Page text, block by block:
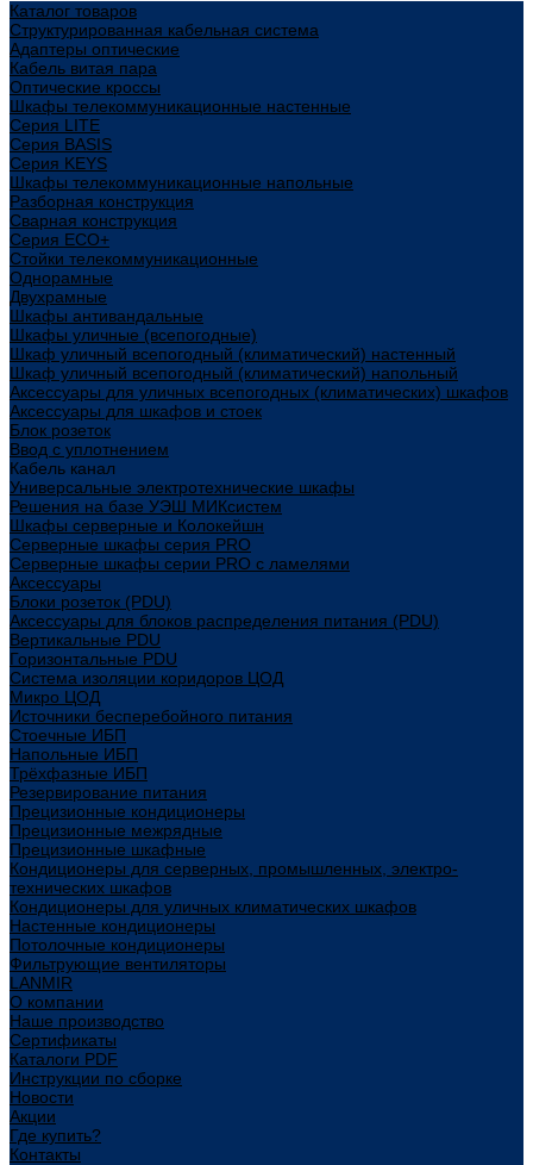
Каталог товаров
Структурированная кабельная система
Адаптеры оптические
Кабель витая пара
Оптические кроссы
Шкафы телекоммуникационные настенные
Cерия LITE
Cерия BASIS
Cерия KEYS
Шкафы телекоммуникационные напольные
Разборная конструкция
Сварная конструкция
Серия ECO+
Стойки телекоммуникационные
Однорамные
Двухрамные
Шкафы антивандальные
Шкафы уличные (всепогодные)
Шкаф уличный всепогодный (климатический) настенный
Шкаф уличный всепогодный (климатический) напольный
Аксессуары для уличных всепогодных (климатических) шкафов
Аксессуары для шкафов и стоек
Блок розеток
Ввод с уплотнением
Кабель канал
Универсальные электротехнические шкафы
Решения на базе УЭШ МИКсистем
Шкафы серверные и Колокейшн
Серверные шкафы серия PRO
Серверные шкафы серии PRO с ламелями
Аксессуары
Блоки розеток (PDU)
Аксессуары для блоков распределения питания (PDU)
Вертикальные PDU
Горизонтальные PDU
Система изоляции коридоров ЦОД
Микро ЦОД
Источники бесперебойного питания
Стоечные ИБП
Напольные ИБП
Трёхфазные ИБП
Резервирование питания
Прецизионные кондиционеры
Прецизионные межрядные
Прецизионные шкафные
Кондиционеры для серверных, промышленных, электро-
технических шкафов
Кондиционеры для уличных климатических шкафов
Настенные кондиционеры
Потолочные кондиционеры
Фильтрующие вентиляторы
LANMIR
О компании
Наше производство
Сертификаты
Каталоги PDF
Инструкции по сборке
Новости
Акции
Где купить?
Контакты